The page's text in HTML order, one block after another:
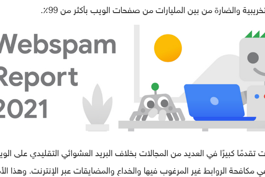
والضارة من بين المليارات من صفحات الويب بأكثر من 99٪.
كبيرًا في العديد من المجالات بخلاف البريد العشوائي التقليدي على
في مكافحة الروابط غير المرغوب فيها والخداع والمضايقات عبر الإنترنت. وهذا